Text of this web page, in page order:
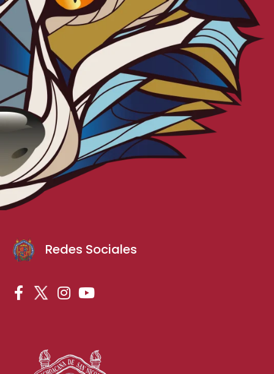
Redes Sociales